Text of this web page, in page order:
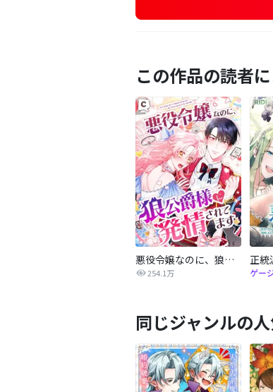
この作品の読者
悪役令嬢なのに、狼公爵様に発情されてます
254.1万 ゲー
同じジャンルの